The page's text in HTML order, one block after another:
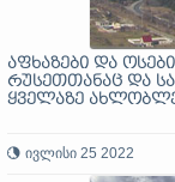
აფხაზები და
რუსეთთანაც და
ყველაზე
ივლისი 25 2022